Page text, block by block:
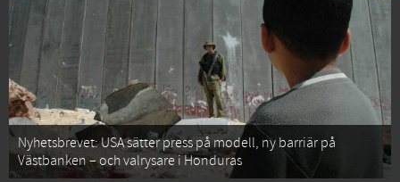
Nyhetsbrevet: USA sätter press på modell, ny barriär på
Västbanken – och valrysare i Honduras